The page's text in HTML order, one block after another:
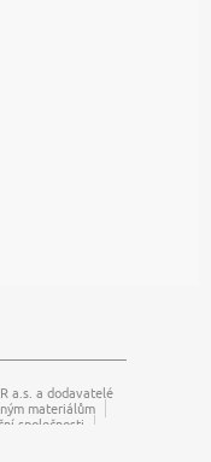
a.s. a dodavatelé
materiálům
společnosti